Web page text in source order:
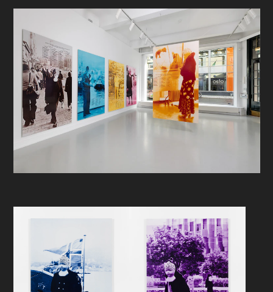
teknikker, og vi finner blant annet
dukkehodet mangedoblet til det
som minner om voldsomme
folkehav, eller som en hvit maske
over apatiske TV-titteres ansikter.
Disse presentasjonene av
dukkehodet oppmuntrer til
refleksjon rundt interrelasjonelle
Det er i denne logikken serien
Phrenology Photo Analysisskriver
seg inn. Blåst opp til to meters
høyde er de avfotograferte kvinnene